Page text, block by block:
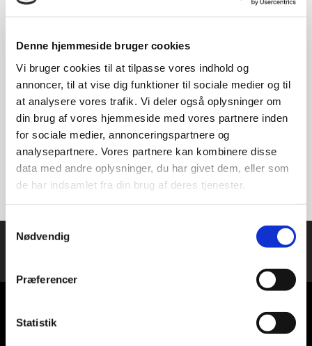
Denne hjemmeside bruger cookies
Vi bruger cookies til at tilpasse vores indhold og
annoncer, til at vise dig funktioner til sociale medier og til
at analysere vores trafik. Vi deler også oplysninger om
din brug af vores hjemmeside med vores partnere inden
for sociale medier, annonceringspartnere og
analysepartnere. Vores partnere kan kombinere disse
data med andre oplysninger, du har givet dem, eller som
de har indsamlet fra din brug af deres tjenester.
Samtykkevalg
Nødvendig
Præferencer
Statistik
Administrer samtykke